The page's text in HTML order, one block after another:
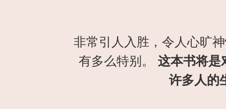
非常引人入胜，令人心旷
有多么特别。
这本书将是
许多人的